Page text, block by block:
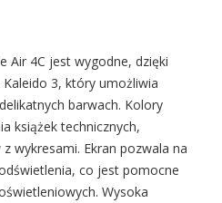
Air 4C jest wygodne, dzięki
3, który umożliwia
barwach. Kolory
książek technicznych,
wykresami. Ekran pozwala na
co jest pomocne
Wysoka